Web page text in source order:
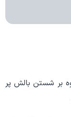
بر شستن بالش پر